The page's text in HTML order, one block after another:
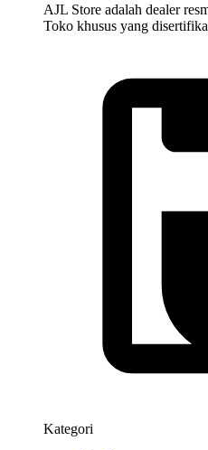
AJL Store adalah dealer
Toko khusus yang
Kategori